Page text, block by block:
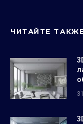
ЧИТАЙТЕ ТАКЖЕ